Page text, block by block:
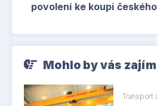
povolení ke koupi
Mohlo by vás
Transport